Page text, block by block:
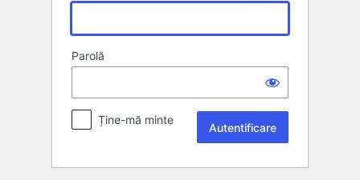
Parolă
Ține-mă minte